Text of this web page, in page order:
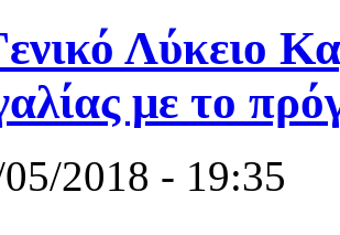
Λύκειο
με το
2018 - 19:35